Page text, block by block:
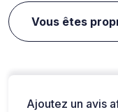
Vous êtes
Ajoutez un avis